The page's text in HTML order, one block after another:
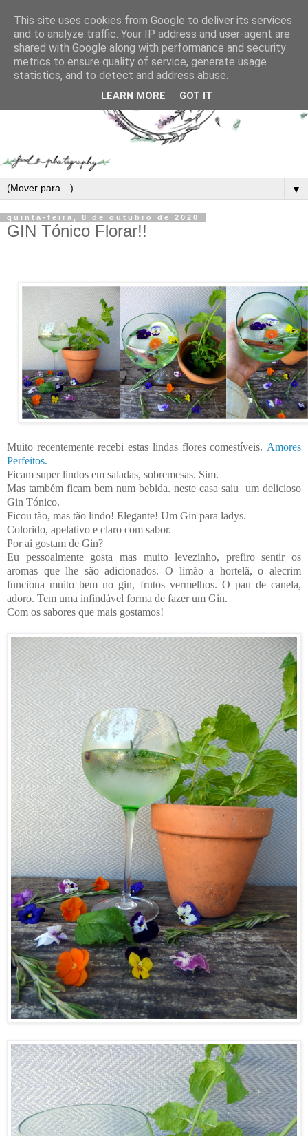
▼
quinta-feira, 8 de outubro de 2020
GIN Tónico Florar!!
Muito recentemente recebi estas lindas flores comestíveis. Amores
Perfeitos.
Ficam super lindos em saladas, sobremesas. Sim.
Mas também ficam bem num bebida. neste casa saiu um delicioso
Gin Tónico.
Ficou tão, mas tão lindo! Elegante! Um Gin para ladys.
Colorido, apelativo e claro com sabor.
Por ai gostam de Gin?
Eu pessoalmente gosta mas muito levezinho, prefiro sentir os
aromas que lhe são adicionados. O limão a hortelã, o alecrim
funciona muito bem no gin, frutos vermelhos. O pau de canela,
adoro. Tem uma infindável forma de fazer um Gin.
Com os sabores que mais gostamos!
This site uses cookies from Google to deliver its services
and to analyze traffic. Your IP address and user-agent are
shared with Google along with performance and security
metrics to ensure quality of service, generate usage
statistics, and to detect and address abuse.
LEARN MORE GOT IT